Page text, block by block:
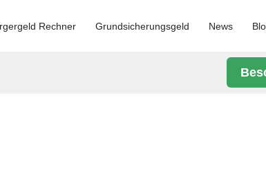
Rechner Grundsicherungsgeld News